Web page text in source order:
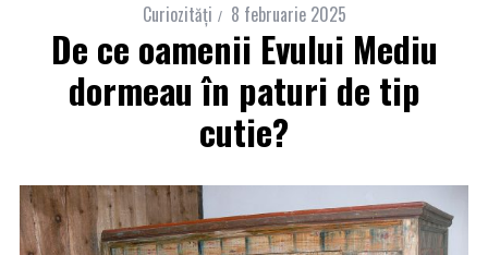
Curiozităţi 8 februarie 2025
De ce oamenii Evului Mediu
dormeau în paturi de tip
cutie?